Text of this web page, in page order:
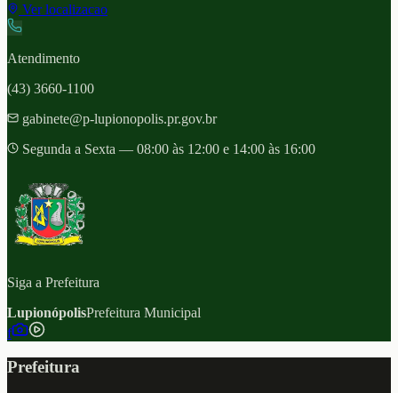
Ver localizacao
Atendimento
(43) 3660-1100
gabinete@p-lupionopolis.pr.gov.br
Segunda a Sexta — 08:00 às 12:00 e 14:00 às 16:00
Siga a Prefeitura
LupionópolisPrefeitura Municipal
f
Prefeitura